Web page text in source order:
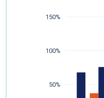
50%
100%
150%